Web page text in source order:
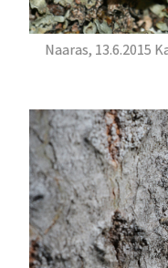
Naaras, 13.6.2015